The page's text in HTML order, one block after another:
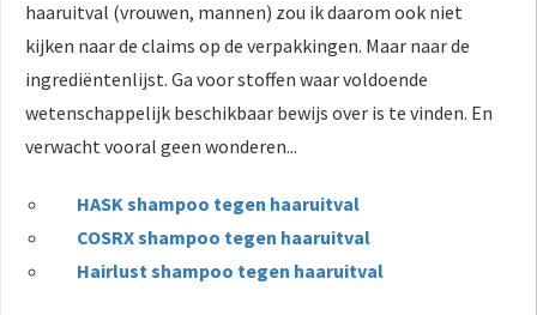
haaruitval (vrouwen, mannen) zou ik daarom ook niet
kijken naar de claims op de verpakkingen. Maar naar de
ingrediëntenlijst. Ga voor stoffen waar voldoende
wetenschappelijk beschikbaar bewijs over is te vinden. En
verwacht vooral geen wonderen...
HASK shampoo tegen haaruitval
COSRX shampoo tegen haaruitval
Hairlust shampoo tegen haaruitval